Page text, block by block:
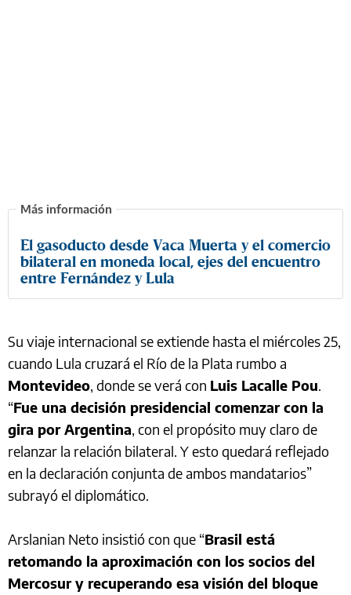
El gasoducto desde Vaca Muerta y el comercio
bilateral en moneda local, ejes del encuentro
entre Fernández y Lula
Su viaje internacional se extiende hasta el miércoles 25,
cuando Lula cruzará el Río de la Plata rumbo a
Montevideo, donde se verá con Luis Lacalle Pou.
“Fue una decisión presidencial comenzar con la
gira por Argentina, con el propósito muy claro de
relanzar la relación bilateral. Y esto quedará reflejado
en la declaración conjunta de ambos mandatarios”
subrayó el diplomático.
Arslanian Neto insistió con que “Brasil está
retomando la aproximación con los socios del
Mercosur y recuperando esa visión del bloque